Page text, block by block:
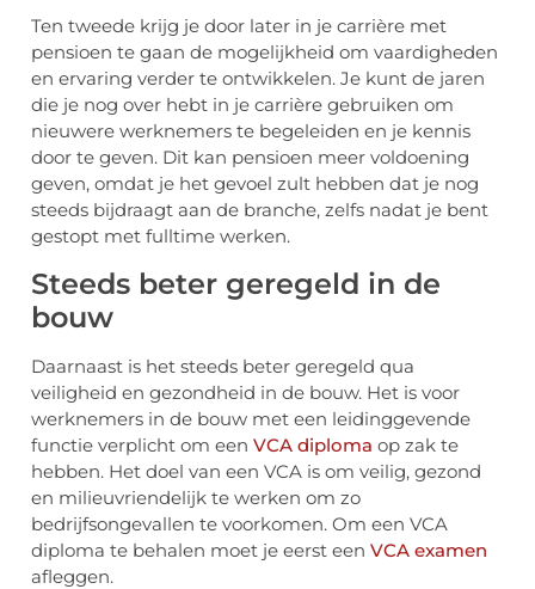
Ten tweede krijg je door later in je carrière met
pensioen te gaan de mogelijkheid om vaardigheden
en ervaring verder te ontwikkelen. Je kunt de jaren
die je nog over hebt in je carrière gebruiken om
nieuwere werknemers te begeleiden en je kennis
door te geven. Dit kan pensioen meer voldoening
geven, omdat je het gevoel zult hebben dat je nog
steeds bijdraagt ​​aan de branche, zelfs nadat je bent
gestopt met fulltime werken.
Steeds beter geregeld in de
bouw
Daarnaast is het steeds beter geregeld qua
veiligheid en gezondheid in de bouw. Het is voor
werknemers in de bouw met een leidinggevende
functie verplicht om een VCA diploma op zak te
hebben. Het doel van een VCA is om veilig, gezond
en milieuvriendelijk te werken om zo
bedrijfsongevallen te voorkomen. Om een VCA
diploma te behalen moet je eerst een VCA examen
afleggen.